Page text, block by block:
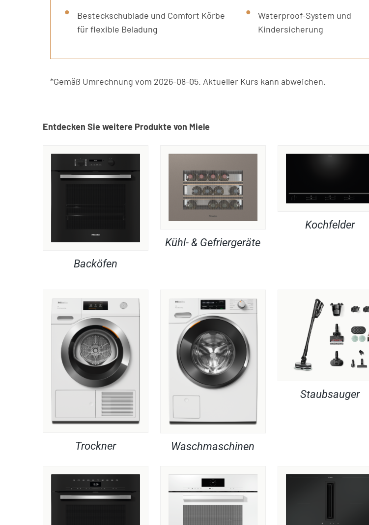
Besteckschublade und Comfort Körbe
für flexible Beladung
Waterproof-System und
Kindersicherung
*Gemäß Umrechnung vom 2026-08-05. Aktueller Kurs kann abweichen.
Entdecken Sie weitere Produkte von Miele
Backöfen
Kühl- & Gefriergeräte
Kochfelder
Trockner Waschmaschinen
Staubsauger